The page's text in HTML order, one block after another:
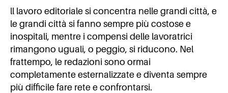
ll lavoro editoriale si concentra nelle grandi città, e
le grandi città si fanno sempre più costose e
inospitali, mentre i compensi delle lavoratrici
rimangono uguali, o peggio, si riducono. Nel
frattempo, le redazioni sono ormai
completamente esternalizzate e diventa sempre
più difficile fare rete e confrontarsi.